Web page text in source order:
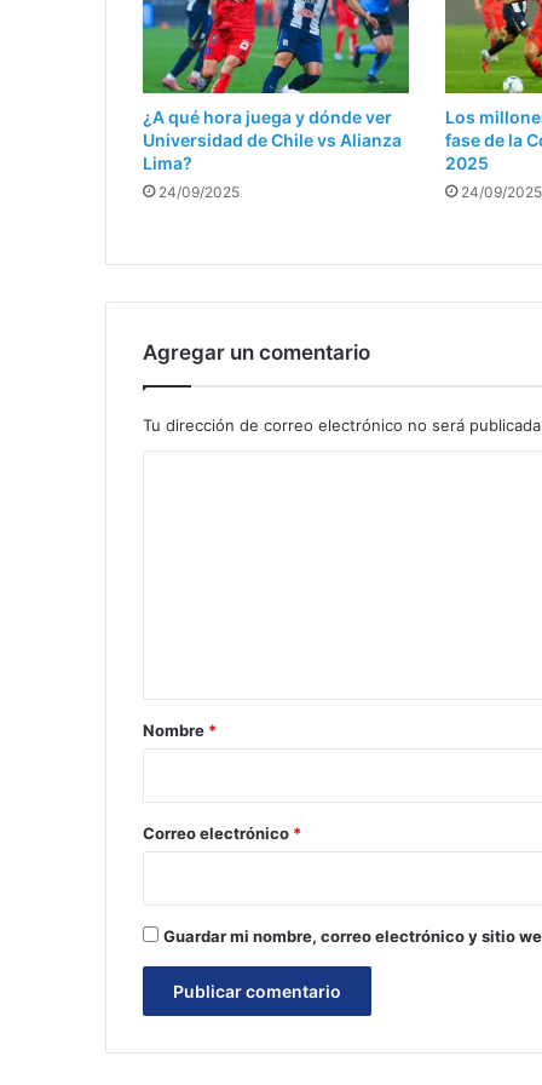
¿A qué hora juega y dónde ver
Universidad de Chile vs Alianza
Lima?
24/09/2025
Los
fase de la
2025
24/09/2025
Agregar un comentario
Tu dirección de correo electrónico no será
r
*
Nombre *
Correo electrónico *
Guardar mi nombre, correo electrónico y sitio